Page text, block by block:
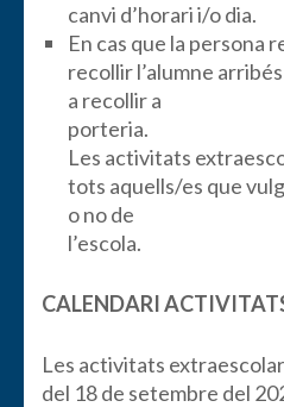
canvi d’horari i/o dia.
En cas que la persona
recollir l’alumne
a recollir a
porteria.
Les activitats
tots aquells/es que
o no de
l’escola.
CALENDARI
Les activitats
del 18 de setembre del